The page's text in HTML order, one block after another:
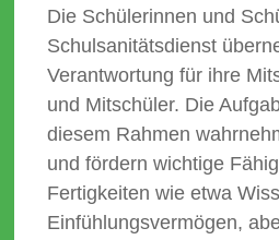
Die Schülerinnen und
Schulsanitätsdienst
Verantwortung für ihre
und Mitschüler. Die
diesem Rahmen
und fördern wichtige
Fertigkeiten wie etwa
Einfühlungsvermögen,